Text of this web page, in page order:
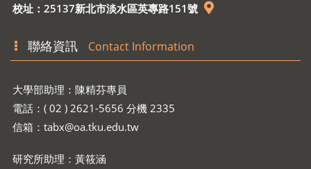
校址：25137新北市淡水區英專路151號
聯絡資訊 Contact Information
大學部助理：陳精芬專員
電話：( 02 ) 2621-5656 分機 2335
信箱： tabx@oa.tku.edu.tw
研究所助理：黃筱涵